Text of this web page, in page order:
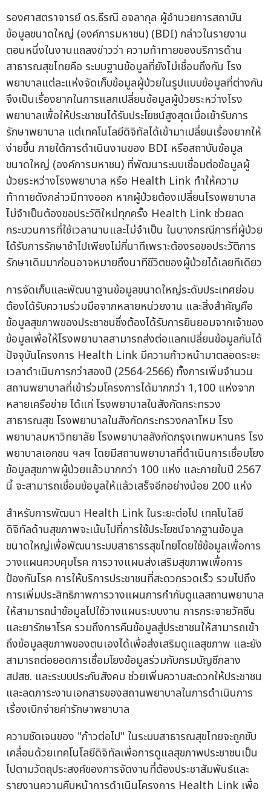
รองศาสตราจารย์ ดร.ธีรณี อจลากุล ผู้อำนวยการสถาบัน
ข้อมูลขนาดใหญ่ (องค์การมหาชน) (BDI) กล่าวในรายงาน
ตอนหนึ่งในงานแถลงข่าวว่า ความท้าทายของบริการด้าน
สาธารณสุขไทยคือ ระบบฐานข้อมูลที่ยังไม่เชื่อมถึงกัน โรง
พยาบาลแต่ละแห่งจัดเก็บข้อมูลผู้ป่วยในรูปแบบข้อมูลที่ต่างกัน
จึงเป็นเรื่องยากในการแลกเปลี่ยนข้อมูลผู้ป่วยระหว่างโรง
พยาบาลเพื่อให้ประชาชนได้รับประโยชน์สูงสุดเมื่อเข้ารับการ
รักษาพยาบาล แต่เทคโนโลยีดิจิทัลได้เข้ามาเปลี่ยนเรื่องยากให้
ง่ายขึ้น ภายใต้การดำเนินงานของ BDI หรือสถาบันข้อมูล
ขนาดใหญ่ (องค์การมหาชน) ที่พัฒนาระบบเชื่อมต่อข้อมูลผู้
ป่วยระหว่างโรงพยาบาล หรือ Health Link ทำให้ความ
ท้าทายดังกล่าวมีทางออก หากผู้ป่วยต้องเปลี่ยนโรงพยาบาล
ไม่จำเป็นต้องขอประวัติใหม่ทุกครั้ง Health Link ช่วยลด
กระบวนการที่ใช้เวลานานและไม่จำเป็น ในบางกรณีการที่ผู้ป่วย
ได้รับการรักษาช้าไปเพียงไม่กี่นาทีเพราะต้องรอขอประวัติการ
รักษาเดิมมาก่อนอาจหมายถึงนาทีชีวิตของผู้ป่วยได้เลยทีเดียว
การจัดเก็บและพัฒนาฐานข้อมูลขนาดใหญ่ระดับประเทศย่อม
ต้องได้รับความร่วมมือจากหลายหน่วยงาน และสิ่งสำคัญคือ
ข้อมูลสุขภาพของประชาชนซึ่งต้องได้รับการยินยอมจากเจ้าของ
ข้อมูลเพื่อให้โรงพยาบาลสามารถส่งต่อแลกเปลี่ยนข้อมูลกันได้
ปัจจุบันโครงการ Health Link มีความก้าวหน้ามาตลอดระยะ
เวลาดำเนินการกว่าสองปี (2564-2566) ทั้งการเพิ่มจำนวน
สถานพยาบาลที่เข้าร่วมโครงการได้มากกว่า 1,100 แห่งจาก
หลายเครือข่าย ได้แก่ โรงพยาบาลในสังกัดกระทรวง
สาธารณสุข โรงพยาบาลในสังกัดกระทรวงกลาโหม โรง
พยาบาลมหาวิทยาลัย โรงพยาบาลสังกัดกรุงเทพมหานคร โรง
พยาบาลเอกชน ฯลฯ โดยมีสถานพยาบาลที่ดำเนินการเชื่อมโยง
ข้อมูลสุขภาพผู้ป่วยแล้วมากกว่า 100 แห่ง และภายในปี 2567
นี้ จะสามารถเชื่อมข้อมูลให้แล้วเสร็จอีกอย่างน้อย 200 แห่ง
สำหรับการพัฒนา Health Link ในระยะต่อไป เทคโนโลยี
ดิจิทัลด้านสุขภาพจะเน้นไปที่การใช้ประโยชน์จากฐานข้อมูล
ขนาดใหญ่เพื่อพัฒนาระบบสาธารรสุขไทยโดยใช้ข้อมูลเพื่อการ
วางแผนควบคุมโรค การวางแผนส่งเสริมสุขภาพเพื่อการ
ป้องกันโรค การให้บริการประชาชนที่สะดวกรวดเร็ว รวมไปถึง
การเพิ่มประสิทธิภาพการวางแผนการกำกับดูแลสถานพยาบาล
ให้สามารถนำข้อมูลไปใช้วางแผนระบบงาน การกระจายวัคซีน
และยารักษาโรค รวมถึงการคืนข้อมูลสู่ประชาชนให้สามารถเข้า
ถึงข้อมูลสุขภาพของตนเองได้เพื่อส่งเสริมดูแลสุขภาพ และยัง
สามารถต่อยอดการเชื่อมโยงข้อมูลร่วมกับกรมบัญชีกลาง
สปสช. และระบบประกันสังคม ช่วยเพิ่มความสะดวกให้ประชาชน
และลดภาระงานเอกสารของสถานพยาบาลในการดำเนินการ
เรื่องเบิกจ่ายค่ารักษาพยาบาล
ความชัดเจนของ "ก้าวต่อไป" ในระบบสาธารณสุขไทยจะถูกขับ
เคลื่อนด้วยเทคโนโลยีดิจิทัลเพื่อการดูแลสุขภาพประชาชนเป็น
ไปตามวัตถุประสงค์ของการจัดงานที่ต้องประชาสัมพันธ์และ
รายงานความคืบหน้าการดำเนินโครงการ Health Link เพื่อ